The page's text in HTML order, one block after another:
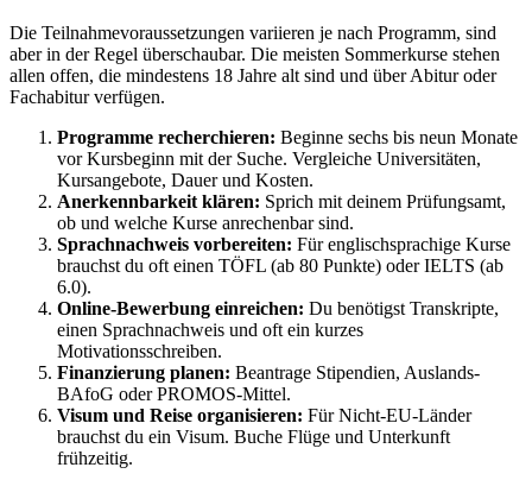
Die Teilnahmevoraussetzungen variieren je nach Programm, sind
aber in der Regel überschaubar. Die meisten Sommerkurse stehen
allen offen, die mindestens 18 Jahre alt sind und über Abitur oder
Fachabitur verfügen.
Programme recherchieren: Beginne sechs bis neun Monate
vor Kursbeginn mit der Suche. Vergleiche Universitäten,
Kursangebote, Dauer und Kosten.
Anerkennbarkeit klären: Sprich mit deinem Prüfungsamt,
ob und welche Kurse anrechenbar sind.
Sprachnachweis vorbereiten: Für englischsprachige Kurse
brauchst du oft einen TÖFL (ab 80 Punkte) oder IELTS (ab
6.0).
Online-Bewerbung einreichen: Du benötigst Transkripte,
einen Sprachnachweis und oft ein kurzes
Motivationsschreiben.
Finanzierung planen: Beantrage Stipendien, Auslands-
BAfoG oder PROMOS-Mittel.
Visum und Reise organisieren: Für Nicht-EU-Länder
brauchst du ein Visum. Buche Flüge und Unterkunft
frühzeitig.